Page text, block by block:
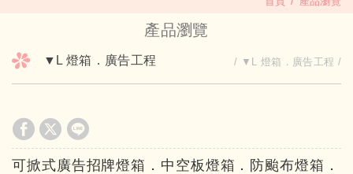
產品瀏覽
▼L 燈箱．廣告工程 ▼L 燈箱．廣告工程
可掀式廣告招牌燈箱．中空板燈箱．防颱布燈箱．